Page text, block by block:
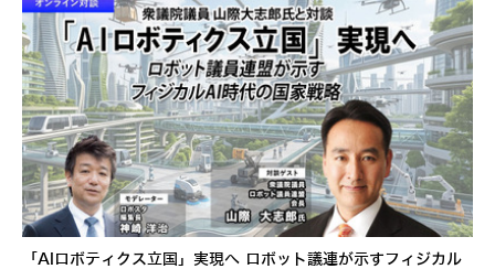
「AIロボティクス立国」実現へ ロボット議連が示すフィジカル